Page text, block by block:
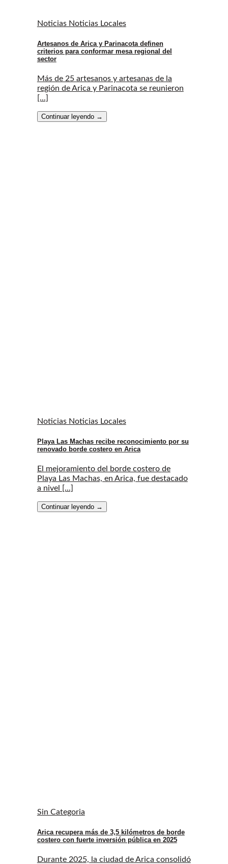
Noticias Noticias Locales
Artesanos de Arica y Parinacota definen
criterios para conformar mesa regional del
sector
Más de 25 artesanos y artesanas de la
región de Arica y Parinacota se reunieron
[...]
Continuar leyendo →
Noticias Noticias Locales
Playa Las Machas recibe reconocimiento por su
renovado borde costero en Arica
El mejoramiento del borde costero de
Playa Las Machas, en Arica, fue destacado
a nivel [...]
Continuar leyendo →
Sin Categoria
Arica recupera más de 3,5 kilómetros de borde
costero con fuerte inversión pública en 2025
Durante 2025, la ciudad de Arica consolidó